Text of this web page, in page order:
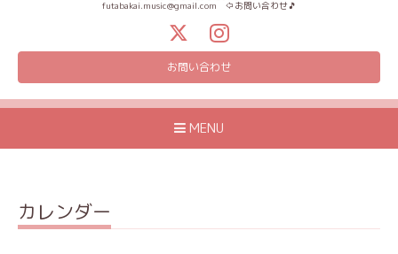
futabakai.music@gmail.com ⇦お問い合わせ🎵
お問い合わせ
MENU
カレンダー